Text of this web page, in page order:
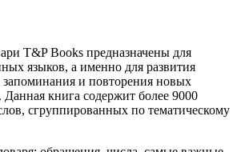
T&P Books предназначены для
языков, а именно для развития
запоминания и повторения новых
книга содержит более 9000
сгруппированных по тематическому